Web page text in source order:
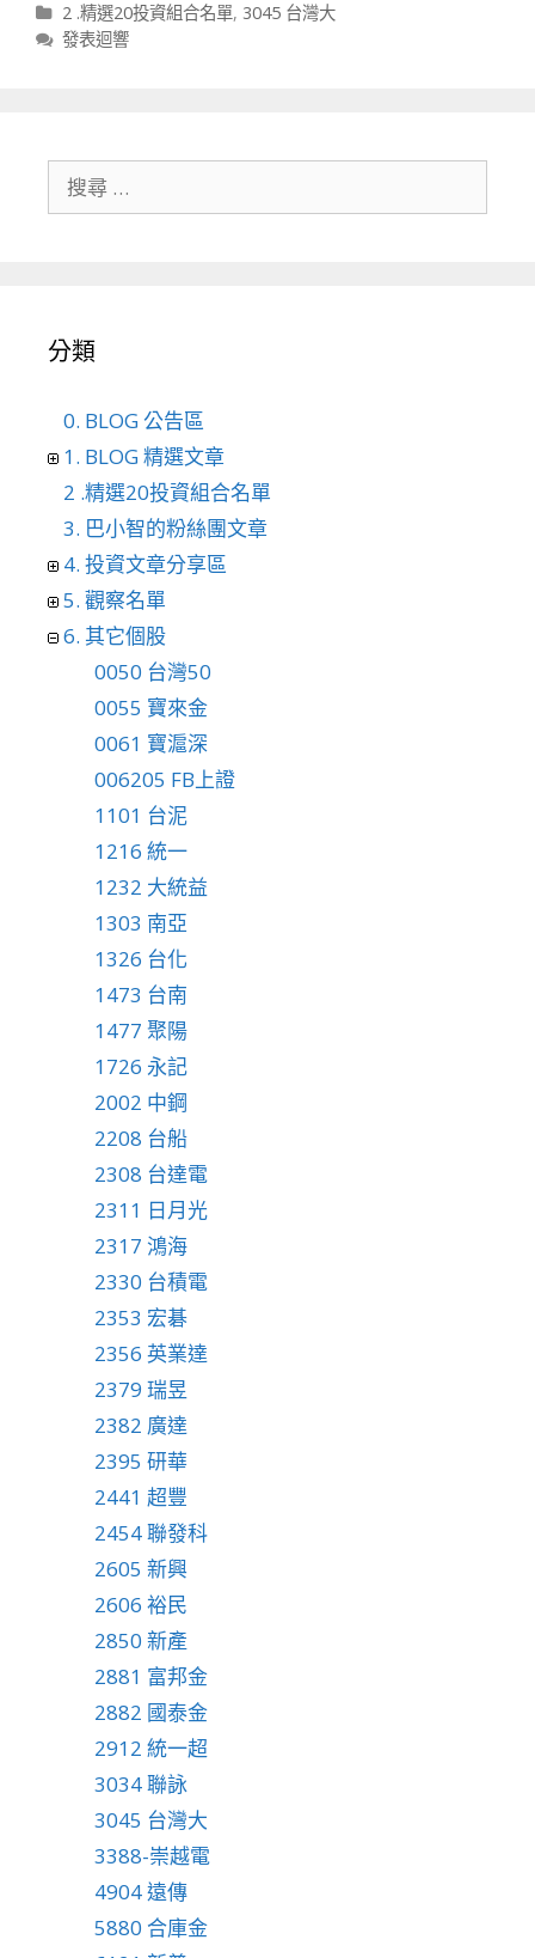
分類
2 .精選20投資組合名單, 3045 台灣大
發表迴響
搜尋關於：
分類
0. BLOG 公告區
1. BLOG 精選文章
2 .精選20投資組合名單
3. 巴小智的粉絲團文章
4. 投資文章分享區
5. 觀察名單
6. 其它個股
0050 台灣50
0055 寶來金
0061 寶滬深
006205 FB上證
1101 台泥
1216 統一
1232 大統益
1303 南亞
1326 台化
1473 台南
1477 聚陽
1726 永記
2002 中鋼
2208 台船
2308 台達電
2311 日月光
2317 鴻海
2330 台積電
2353 宏碁
2356 英業達
2379 瑞昱
2382 廣達
2395 研華
2441 超豐
2454 聯發科
2605 新興
2606 裕民
2850 新產
2881 富邦金
2882 國泰金
2912 統一超
3034 聯詠
3045 台灣大
3388-崇越電
4904 遠傳
5880 合庫金